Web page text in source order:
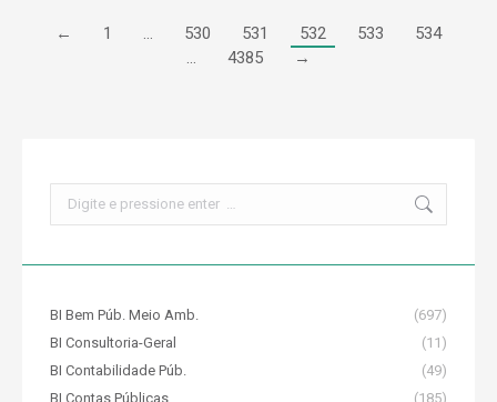
← 1 … 530 531 532 533
534
…
4385 →
BI Bem Púb. Meio Amb.
(697)
BI Consultoria-Geral
(11)
BI Contabilidade Púb.
(49)
BI Contas Públicas
(185)